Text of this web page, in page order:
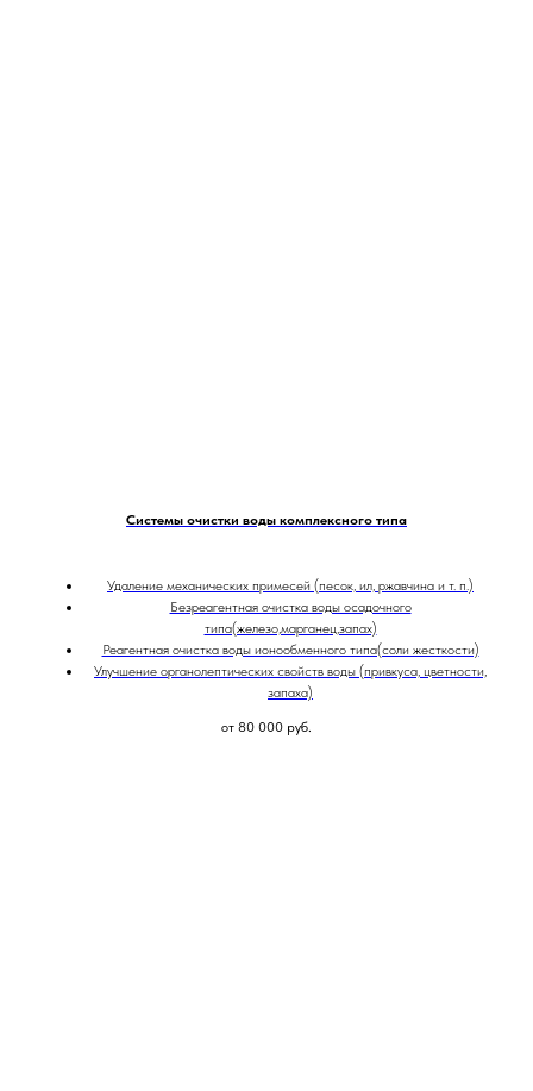
Системы очистки воды комплексного типа
Удаление механических примесей (песок, ил, ржавчина и т. п.)
Безреагентная очистка воды осадочного
типа(железо,марганец,запах)
Реагентная очистка воды ионообменного типа(соли жесткости)
Улучшение органолептических свойств воды (привкуса, цветности,
запаха)
от 80 000 руб.